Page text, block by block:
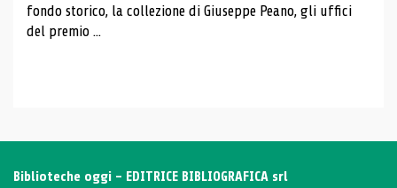
fondo storico, la collezione di Giuseppe Peano, gli uffici
del premio ...
Biblioteche oggi - EDITRICE BIBLIOGRAFICA srl